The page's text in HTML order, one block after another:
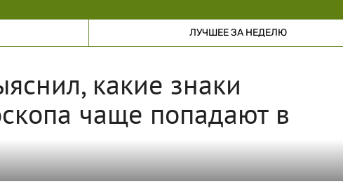
ЛУЧШЕЕ ЗА НЕДЕЛЮ
какие знаки
чаще попадают в